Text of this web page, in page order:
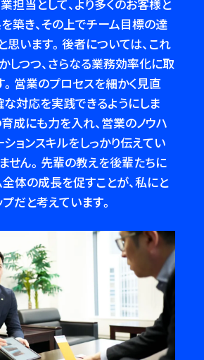
担当として、より多くのお客様と
築き、その上でチーム目標の達
思います。後者については、これ
しつつ、さらなる業務効率化に取
。営業のプロセスを細かく見直
な対応を実践できるようにしま
成にも力を入れ、営業のノウハ
ョンスキルをしっかり伝えてい
せん。先輩の教えを後輩たちに
全体の成長を促すことが、私にと
だと考えています。